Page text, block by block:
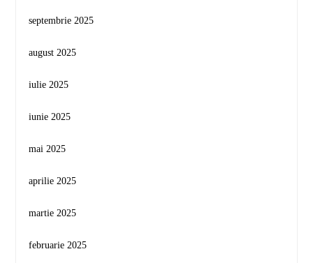
septembrie 2025
august 2025
iulie 2025
iunie 2025
mai 2025
aprilie 2025
martie 2025
februarie 2025